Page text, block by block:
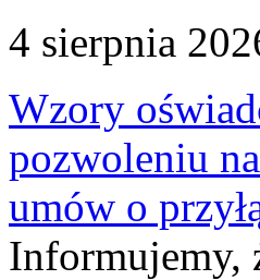
4 sierpnia
Wzory
pozwoleniu
umów o
Informujemy,